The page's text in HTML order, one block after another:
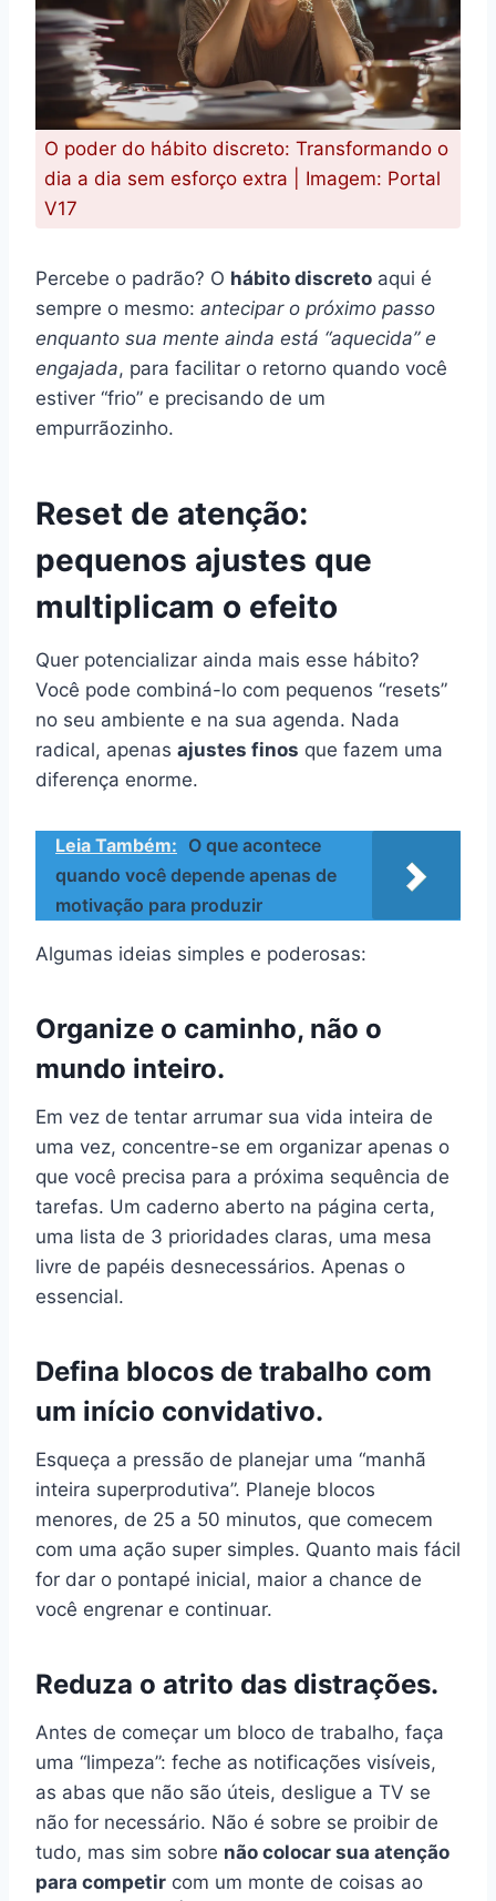
O poder do hábito discreto: Transformando o
dia a dia sem esforço extra | Imagem: Portal
V17
Percebe o padrão? O hábito discreto aqui é
sempre o mesmo: antecipar o próximo passo
enquanto sua mente ainda está “aquecida” e
engajada, para facilitar o retorno quando você
estiver “frio” e precisando de um
empurrãozinho.
Reset de atenção:
pequenos ajustes que
multiplicam o efeito
Quer potencializar ainda mais esse hábito?
Você pode combiná-lo com pequenos “resets”
no seu ambiente e na sua agenda. Nada
radical, apenas ajustes finos que fazem uma
diferença enorme.
Leia Também: O que acontece
quando você depende apenas de
motivação para produzir
Algumas ideias simples e poderosas:
Organize o caminho, não o
mundo inteiro.
Em vez de tentar arrumar sua vida inteira de
uma vez, concentre-se em organizar apenas o
que você precisa para a próxima sequência de
tarefas. Um caderno aberto na página certa,
uma lista de 3 prioridades claras, uma mesa
livre de papéis desnecessários. Apenas o
essencial.
Defina blocos de trabalho com
um início convidativo.
Esqueça a pressão de planejar uma “manhã
inteira superprodutiva”. Planeje blocos
menores, de 25 a 50 minutos, que comecem
com uma ação super simples. Quanto mais fácil
for dar o pontapé inicial, maior a chance de
você engrenar e continuar.
Reduza o atrito das distrações.
Antes de começar um bloco de trabalho, faça
uma “limpeza”: feche as notificações visíveis,
as abas que não são úteis, desligue a TV se
não for necessário. Não é sobre se proibir de
tudo, mas sim sobre não colocar sua atenção
para competir com um monte de coisas ao